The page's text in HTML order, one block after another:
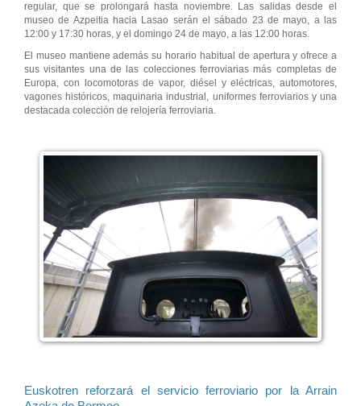
regular, que se prolongará hasta noviembre. Las salidas desde el
museo de Azpeitia hacia Lasao serán el sábado 23 de mayo, a las
12:00 y 17:30 horas, y el domingo 24 de mayo, a las 12:00 horas.
El museo mantiene además su horario habitual de apertura y ofrece a
sus visitantes una de las colecciones ferroviarias más completas de
Europa, con locomotoras de vapor, diésel y eléctricas, automotores,
vagones históricos, maquinaria industrial, uniformes ferroviarios y una
destacada colección de relojería ferroviaria.
Euskotren reforzará el servicio ferroviario por la Arrain